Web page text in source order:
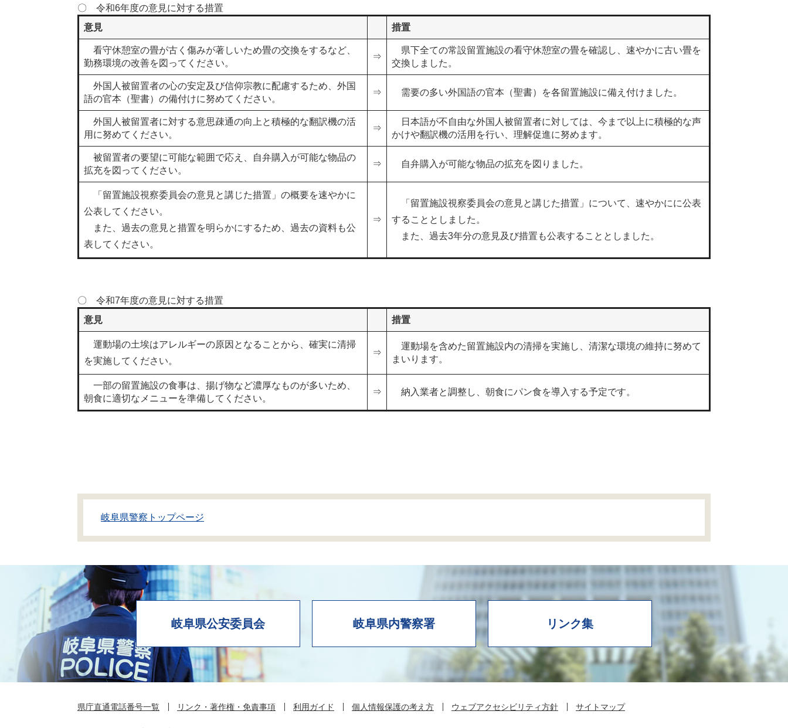
〇 令和6年度の意見に対する措置
意見
措置
看守休憩室の畳が古く傷みが著しいため畳の交換をするなど、
勤務環境の改善を図ってください。
⇒
県下全ての常設留置施設の看守休憩室の畳を確認し、速やかに古い畳を
交換しました。
外国人被留置者の心の安定及び信仰宗教に配慮するため、外国
語の官本（聖書）の備付けに努めてください。
⇒ 需要の多い外国語の官本（聖書）を各留置施設に備え付けました。
外国人被留置者に対する意思疎通の向上と積極的な翻訳機の活
用に努めてください。
⇒
日本語が不自由な外国人被留置者に対しては、今まで以上に積極的な声
かけや翻訳機の活用を行い、理解促進に努めます。
被留置者の要望に可能な範囲で応え、自弁購入が可能な物品の
拡充を図ってください。
⇒ 自弁購入が可能な物品の拡充を図りました。
「留置施設視察委員会の意見と講じた措置」の概要を速やかに
公表してください。
また、過去の意見と措置を明らかにするため、過去の資料も公
表してください。
⇒
「留置施設視察委員会の意見と講じた措置」について、速やかにに公表
することとしました。
また、過去3年分の意見及び措置も公表することとしました。
〇 令和7年度の意見に対する措置
意見
措置
運動場の土埃はアレルギーの原因となることから、確実に清掃
を実施してください。
⇒
運動場を含めた留置施設内の清掃を実施し、清潔な環境の維持に努めて
まいります。
一部の留置施設の食事は、揚げ物など濃厚なものが多いため、
朝食に適切なメニューを準備してください。
⇒ 納入業者と調整し、朝食にパン食を導入する予定です。
岐阜県警察トップページ
岐阜県公安委員会 岐阜県内警察署 リンク集
県庁直通電話番号一覧 リンク・著作権・免責事項 利用ガイド 個人情報保護の考え方 ウェブアクセシビリティ方針 サイトマップ